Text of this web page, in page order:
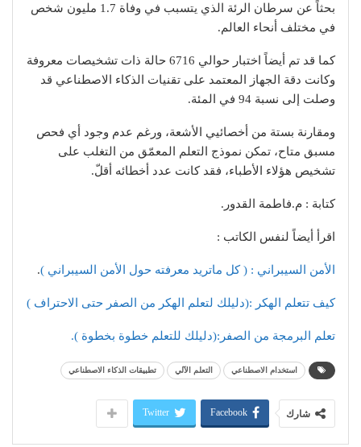
بحثاً عن سرطان الرئة الذي يتسبب في وفاة 1.7 مليون شخص
في مختلف أنحاء العالم.
كما قد تم أيضاً اختبار حوالي 6716 حالة ذات تشخيصات معروفة
وكانت دقة الجهاز المعتمد على تقنيات الذكاء الاصطناعي قد
وصلت إلى نسبة 94 في المئة.
ومقارنة بستة من أخصائيي الأشعة، ورغم عدم وجود أي فحص
مسبق متاح، تمكن نموذج التعلم المعمّق من التغلب على
تشخيص هؤلاء الأطباء، فقد كانت عدد أخطائه أقلّ.
كتابة : م.فاطمة القدور.
اقرأ أيضاً لنفس الكاتب :
الأمن السيبراني : ( كل ماتريد معرفته حول الأمن السيبراني ).
كيف تتعلم الهكر :(دليلك لتعلم الهكر من الصفر حتى الاحتراف )
تعلم البرمجة من الصفر:(دليلك للتعلم خطوة بخطوة ).
استخدام الاصطناعي التعلم الآلي تطبيقات الذكاء الاصطناعي
شارك Facebook
Twitter